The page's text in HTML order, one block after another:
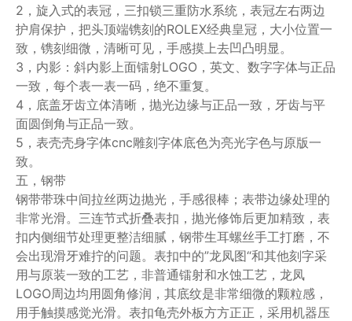
2，旋入式的表冠，三扣锁三重防水系统，表冠左右两边
护肩保护，把头顶端镌刻的ROLEX经典皇冠，大小位置一
致，镌刻细微，清晰可见，手感摸上去凹凸明显。
3，内影：斜内影上面镭射LOGO，英文、数字字体与正品
一致，每个表一表一码，绝不重复。
4，底盖牙齿立体清晰，抛光边缘与正品一致，牙齿与平
面圆倒角与正品一致。
5，表壳壳身字体cnc雕刻字体底色为亮光字色与原版一
致。
五，钢带
钢带带珠中间拉丝两边抛光，手感很棒；表带边缘处理的
非常光滑。三连节式折叠表扣，抛光修饰后更加精致，表
扣内侧细节处理更整洁细腻，钢带生耳螺丝手工打磨，不
会出现滑牙难拧的问题。表扣中的”龙凤图“和其他刻字采
用与原装一致的工艺，非普通镭射和水蚀工艺，龙凤
LOGO周边均用圆角修润，其底纹是非常细微的颗粒感，
用手触摸感觉光滑。表扣龟壳外板方方正正，采用机器压